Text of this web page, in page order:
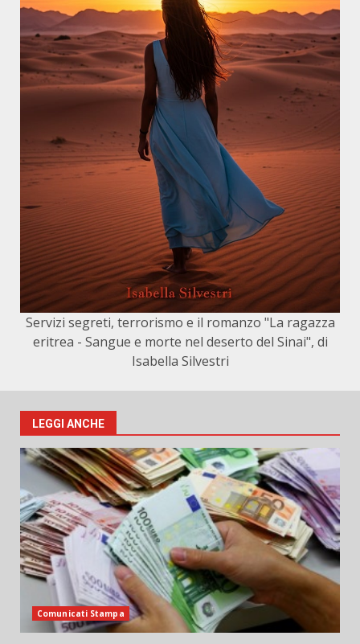
Servizi segreti, terrorismo e il romanzo "La ragazza
eritrea - Sangue e morte nel deserto del Sinai", di
Isabella Silvestri
LEGGI ANCHE
Comunicati Stampa